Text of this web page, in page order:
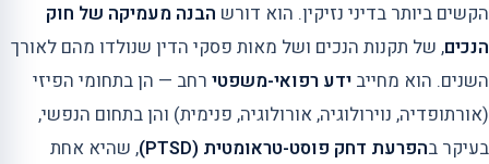
הקשים ביותר בדיני נזיקין. הוא דורש הבנה מעמיקה של חוק
הנכים, של תקנות הנכים ושל מאות פסקי הדין שנולדו מהם לאורך
השנים. הוא מחייב ידע רפואי-משפטי רחב — הן בתחומי הפיזי
(אורתופדיה, נוירולוגיה, אורולוגיה, פנימית) והן בתחום הנפשי,
בעיקר בהפרעת דחק פוסט-טראומטית (PTSD)
, שהיא אחת